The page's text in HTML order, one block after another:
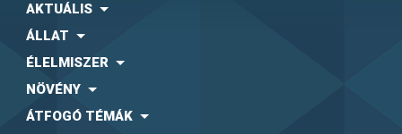
AKTUÁLIS
ÁLLAT
ÉLELMISZER
NÖVÉNY
ÁTFOGÓ TÉMÁK